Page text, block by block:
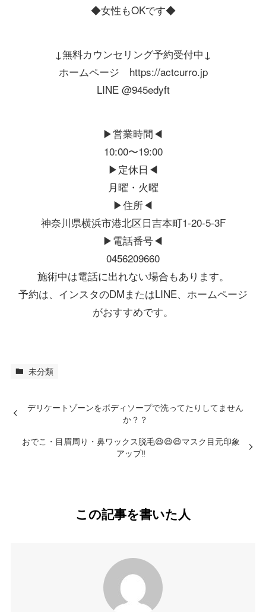
◆女性もOKです◆
↓無料カウンセリング予約受付中↓
ホームページ https://actcurro.jp
LINE @945edyft
▶︎営業時間◀︎
10:00〜19:00
▶︎定休日◀︎
月曜・火曜
▶︎住所◀︎
神奈川県横浜市港北区日吉本町1-20-5-3F
▶︎電話番号◀︎
0456209660
施術中は電話に出れない場合もあります。
予約は、インスタのDMまたはLINE、ホームページ
がおすすめです。
未分類
デリケートゾーンをボディソープで洗ってたりしてません
か？？
おでこ・目眉周り・鼻ワックス脱毛😆😆😆マスク目元印象
アップ‼️
この記事を書いた人